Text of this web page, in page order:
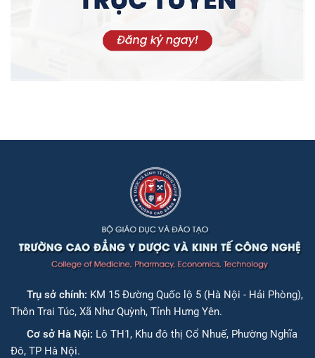
Trụ sở chính: KM 15 Đường Quốc lộ 5 (Hà Nội - Hải Phòng),
Thôn Trai Túc, Xã Như Quỳnh, Tỉnh Hưng Yên.
Cơ sở Hà Nội: Lô TH1, Khu đô thị Cổ Nhuế, Phường Nghĩa
Đô, TP Hà Nội.